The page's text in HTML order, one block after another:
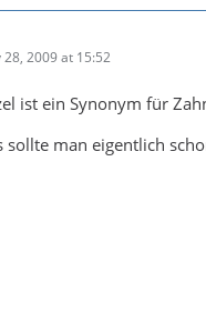
28, 2009 at 15:52
ist ein Synonym für
sollte man eigentlich